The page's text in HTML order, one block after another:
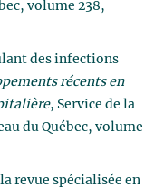
volume 238,
des infections
récents en
, Service de la
du Québec, volume
revue spécialisée en